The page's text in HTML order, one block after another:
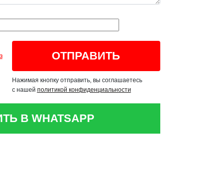
Нажимая кнопку отправить, вы соглашаетесь
с нашей политикой конфиденциальности
В WHATSAPP